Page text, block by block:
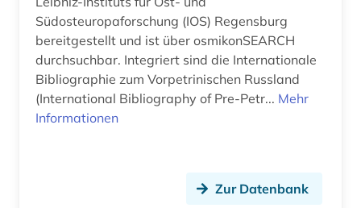
gesundheitswissenschaften (1)
gewerbeförderung (1)
gewerbliche schutzrechte (3)
globale wertschöpfungskette (1)
Südosteuropaforschung (IOS) Regensburg
bereitgestellt und ist über osmikonSEARCH
durchsuchbar. Integriert sind die Internationale
Bibliographie zum Vorpetrinischen Russland
(International Bibliography of Pre-Petr... Mehr
Informationen
Zur Datenbank